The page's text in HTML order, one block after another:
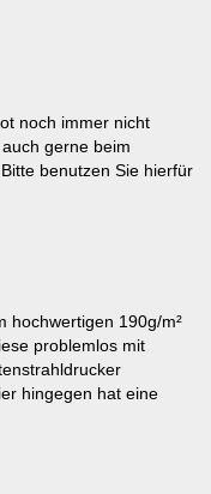
noch immer nicht
gerne beim
benutzen Sie hierfür
hochwertigen 190g/m²
problemlos mit
hingegen hat eine